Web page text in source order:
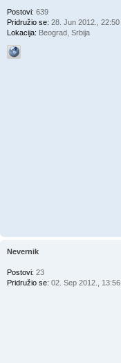
Postovi: 639
Pridružio se: 28. Jun 2012., 22:50
Lokacija: Beograd, Srbija
Nevernik
Postovi: 23
Pridružio se: 02. Sep 2012., 13:56